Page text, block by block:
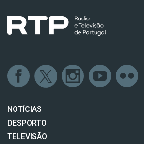
NOTÍCIAS
DESPORTO
TELEVISÃO